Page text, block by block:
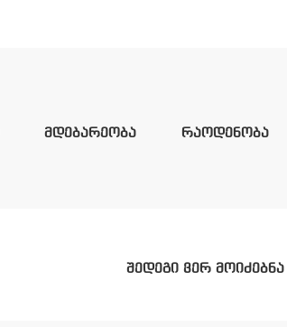
მდებარეობა რაოდენობა
შედეგი ვერ მოიძებნა